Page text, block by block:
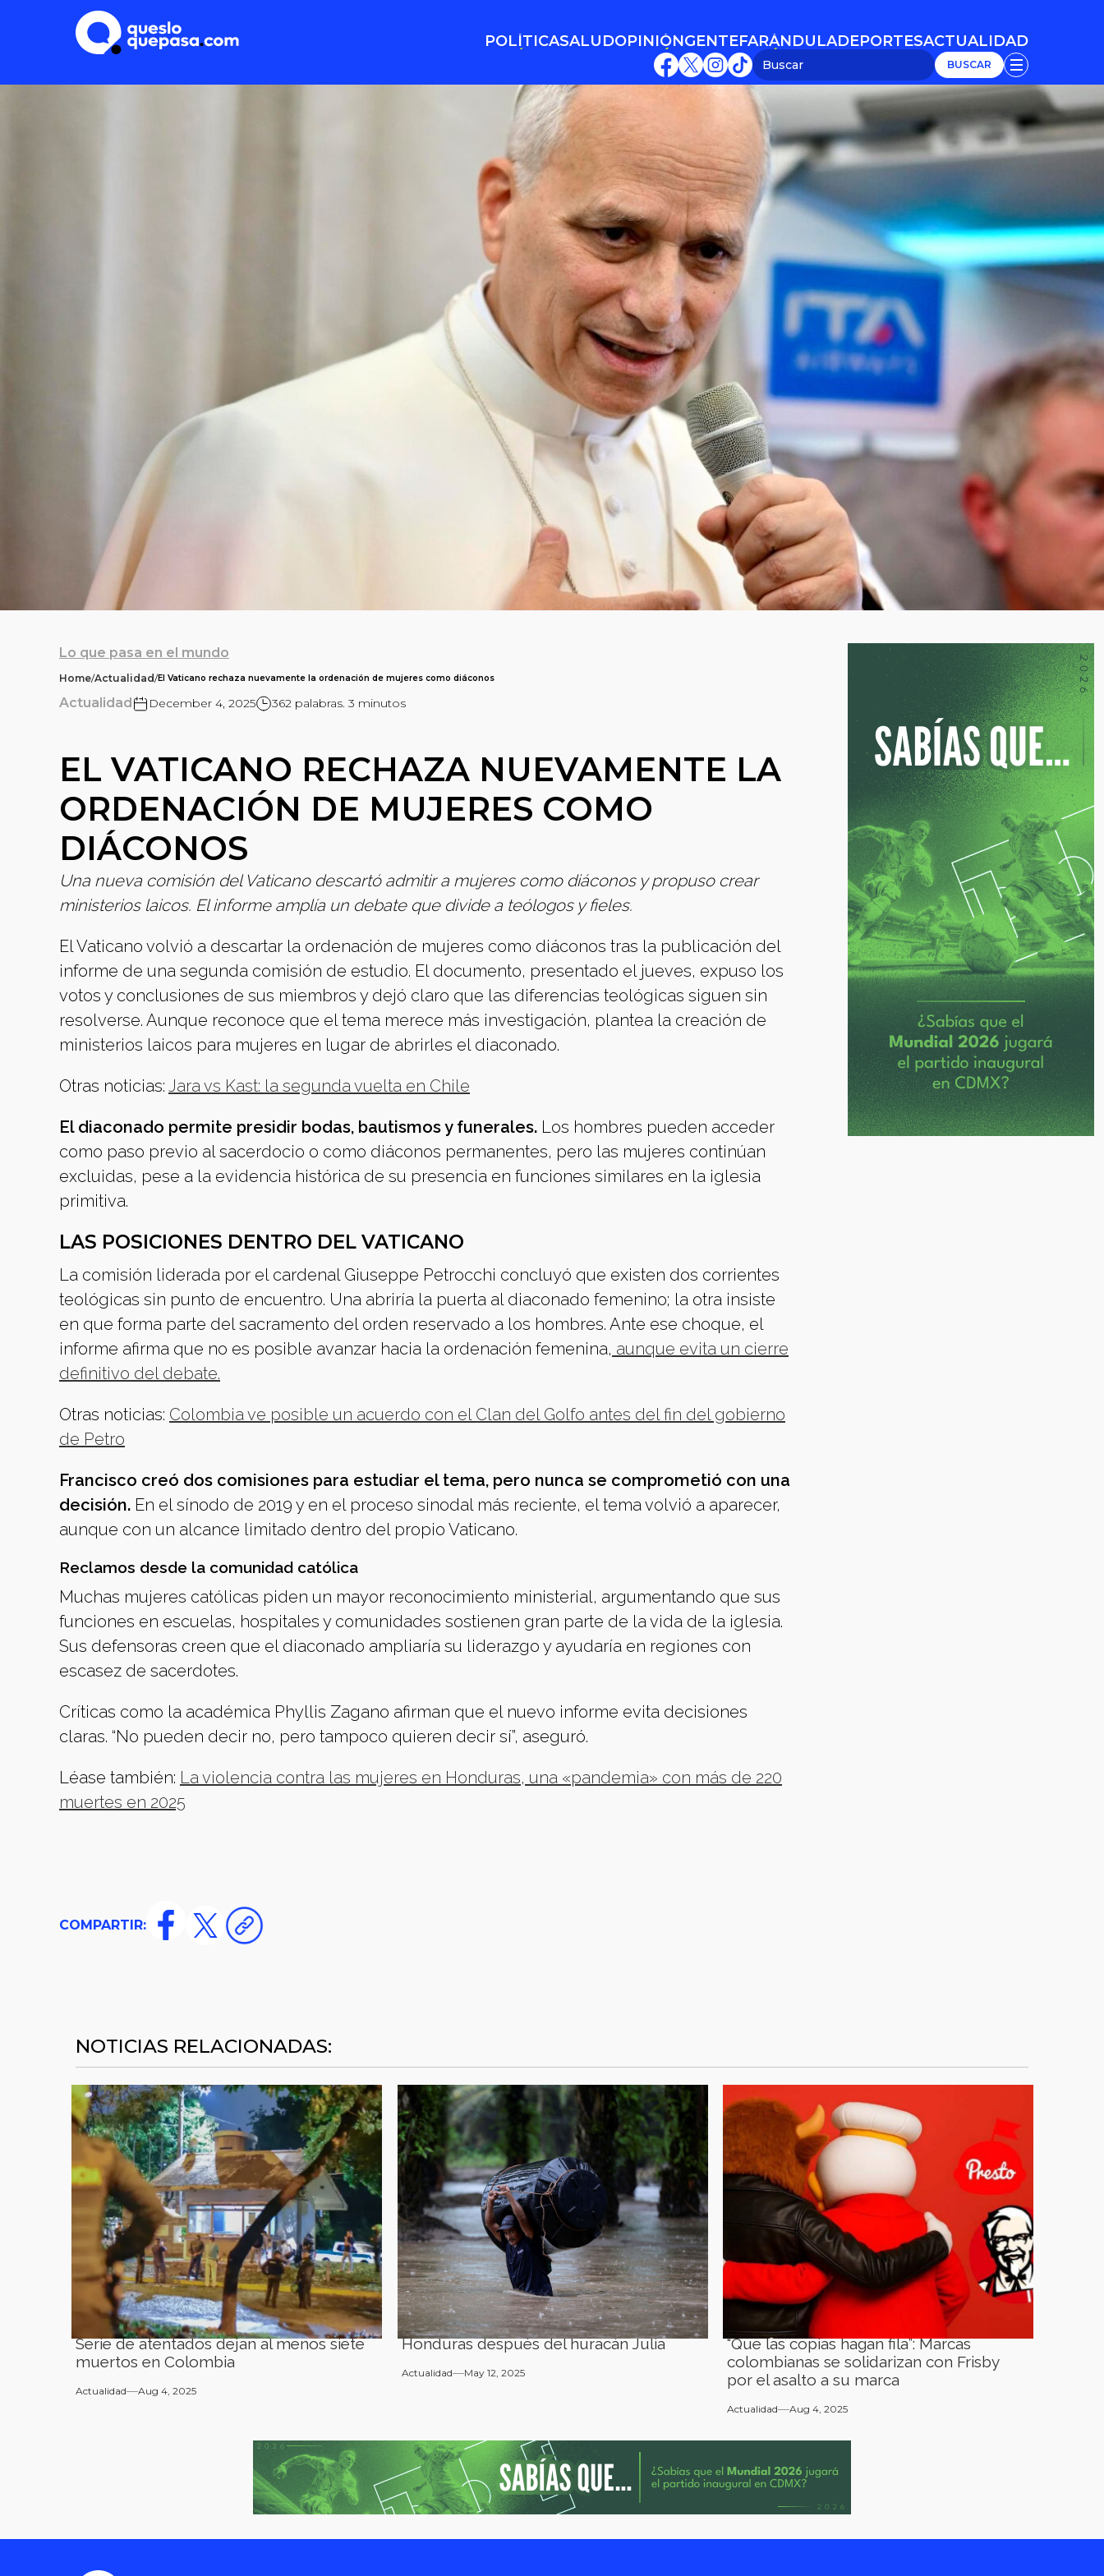
POLÍTICASALUDOPINIÓN
OPINIÓN
GENTE
GENTE
FARÁNDULA
FARÁNDULA
DEPORTESACTUALIDAD
ACTUALIDAD
Lo que pasa en el mundo
Home/Actualidad/El Vaticano rechaza nuevamente la ordenación de mujeres como diáconos
Actualidad December 4, 2025 362 palabras. 3 minutos
EL VATICANO RECHAZA NUEVAMENTE LA
ORDENACIÓN DE MUJERES COMO
DIÁCONOS
Una nueva comisión del Vaticano descartó admitir a mujeres como diáconos y propuso crear
ministerios laicos. El informe amplía un debate que divide a teólogos y fieles.
El Vaticano volvió a descartar la ordenación de mujeres como diáconos tras la publicación del
informe de una segunda comisión de estudio. El documento, presentado el jueves, expuso los
votos y conclusiones de sus miembros y dejó claro que las diferencias teológicas siguen sin
resolverse. Aunque reconoce que el tema merece más investigación, plantea la creación de
ministerios laicos para mujeres en lugar de abrirles el diaconado.
Otras noticias: Jara vs Kast: la segunda vuelta en Chile
El diaconado permite presidir bodas, bautismos y funerales. Los hombres pueden acceder
como paso previo al sacerdocio o como diáconos permanentes, pero las mujeres continúan
excluidas, pese a la evidencia histórica de su presencia en funciones similares en la iglesia
primitiva.
LAS POSICIONES DENTRO DEL VATICANO
La comisión liderada por el cardenal Giuseppe Petrocchi concluyó que existen dos corrientes
teológicas sin punto de encuentro. Una abriría la puerta al diaconado femenino; la otra insiste
en que forma parte del sacramento del orden reservado a los hombres. Ante ese choque, el
informe afirma que no es posible avanzar hacia la ordenación femenina, aunque evita un cierre
definitivo del debate.
Otras noticias: Colombia ve posible un acuerdo con el Clan del Golfo antes del fin del gobierno
de Petro
Francisco creó dos comisiones para estudiar el tema, pero nunca se comprometió con una
decisión. En el sínodo de 2019 y en el proceso sinodal más reciente, el tema volvió a aparecer,
aunque con un alcance limitado dentro del propio Vaticano.
Reclamos desde la comunidad católica
Muchas mujeres católicas piden un mayor reconocimiento ministerial, argumentando que sus
funciones en escuelas, hospitales y comunidades sostienen gran parte de la vida de la iglesia.
Sus defensoras creen que el diaconado ampliaría su liderazgo y ayudaría en regiones con
escasez de sacerdotes.
Críticas como la académica Phyllis Zagano afirman que el nuevo informe evita decisiones
claras. “No pueden decir no, pero tampoco quieren decir sí”, aseguró.
Léase también: La violencia contra las mujeres en Honduras, una «pandemia» con más de 220
muertes en 2025
COMPARTIR:
NOTICIAS RELACIONADAS:
Serie de atentados dejan al menos siete
muertos en Colombia
Actualidad Aug 4, 2025
Honduras después del huracán Julia
Actualidad May 12, 2025
“Que las copias hagan fila”: Marcas
colombianas se solidarizan con Frisby
por el asalto a su marca
Actualidad Aug 4, 2025